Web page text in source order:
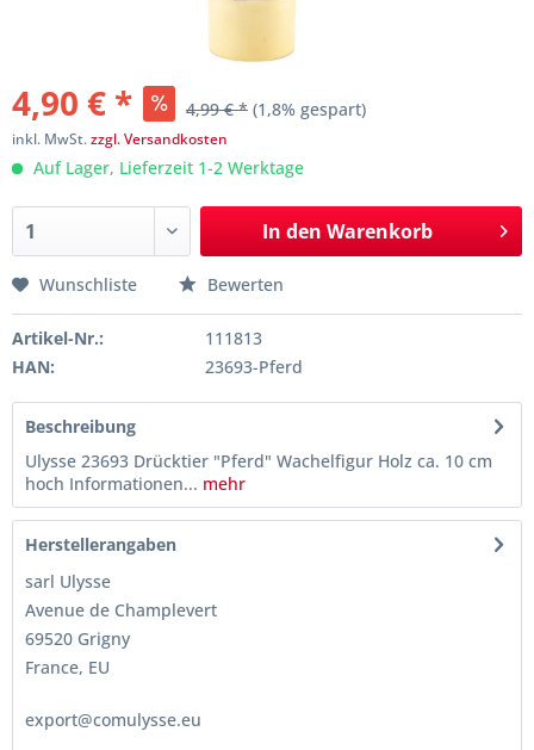
4,90 € * 4,99 € * (1,8% gespart)
inkl. MwSt.zzgl. Versandkosten
Auf Lager, Lieferzeit 1-2 Werktage
In den Warenkorb
Wunschliste Bewerten
Artikel-Nr.:
111813
HAN:
23693-Pferd
Beschreibung
Ulysse 23693 Drücktier "Pferd" Wachelfigur Holz ca. 10 cm
hoch Informationen... mehr
Herstellerangaben
sarl Ulysse
Avenue de Champlevert
69520 Grigny
France, EU
export@comulysse.eu